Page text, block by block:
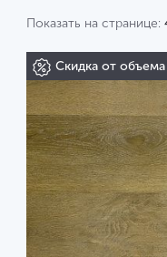
Показать на странице:
Скидка от объема